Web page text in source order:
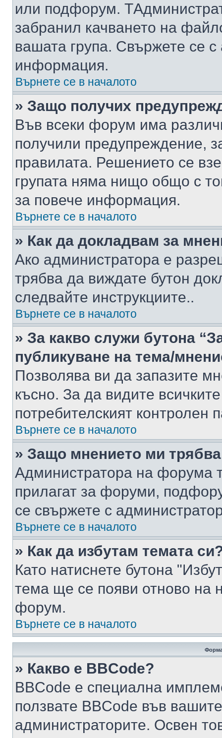
или подфорум.
забранил качването на
вашата група. Свържете се
информация.
Върнете се в началото
» Защо получих
Във всеки форум има
получили предупреждение,
правилата. Решението се
групата няма нищо общо с
за повече информация.
Върнете се в началото
» Как да докладвам за
Ако администратора е
трябва да виждате бутон
следвайте инструкциите..
Върнете се в началото
» За какво служи бутона
публикуване на тема/
Позволява ви да запазите
късно. За да видите
потребителският контролен
Върнете се в началото
» Защо мнението ми
Администратора на форума
прилагат за форуми,
се свържете с
Върнете се в началото
» Как да избутам темата
Като натиснете бутона
тема ще се появи отново на
форум.
Върнете се в началото
» Какво е BBCode?
BBCode е специална
ползвате BBCode във
администраторите. Освен